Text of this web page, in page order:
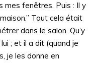
mes fenêtres. Puis : Il y
Tout cela était
dans le salon. Qu’y
; et il a dit (quand je
je les donne en